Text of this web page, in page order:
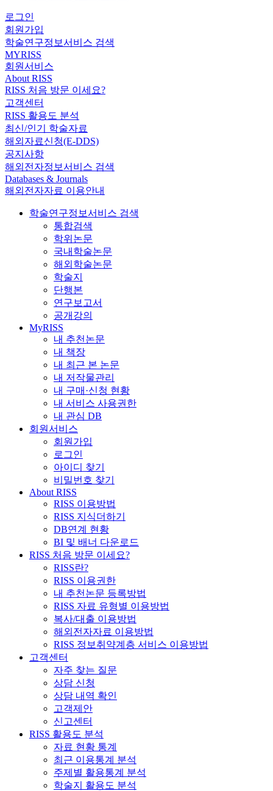
로그인
회원가입
학술연구정보서비스 검색
MYRISS
회원서비스
About RISS
RISS 처음 방문 이세요?
고객센터
RISS 활용도 분석
최신/인기 학술자료
해외자료신청(E-DDS)
공지사항
해외전자정보서비스 검색
Databases & Journals
해외전자자료 이용안내
학술연구정보서비스 검색
통합검색
학위논문
국내학술논문
해외학술논문
학술지
단행본
연구보고서
공개강의
MyRISS
내 추천논문
내 책장
내 최근 본 논문
내 저작물관리
내 구매·신청 현황
내 서비스 사용권한
내 관심 DB
회원서비스
회원가입
로그인
아이디 찾기
비밀번호 찾기
About RISS
RISS 이용방법
RISS 지식더하기
DB연계 현황
BI 및 배너 다운로드
RISS 처음 방문 이세요?
RISS란?
RISS 이용권한
내 추천논문 등록방법
RISS 자료 유형별 이용방법
복사/대출 이용방법
해외전자자료 이용방법
RISS 정보취약계층 서비스 이용방법
고객센터
자주 찾는 질문
상담 신청
상담 내역 확인
고객제안
신고센터
RISS 활용도 분석
자료 현황 통계
최근 이용통계 분석
주제별 활용통계 분석
학술지 활용도 분석